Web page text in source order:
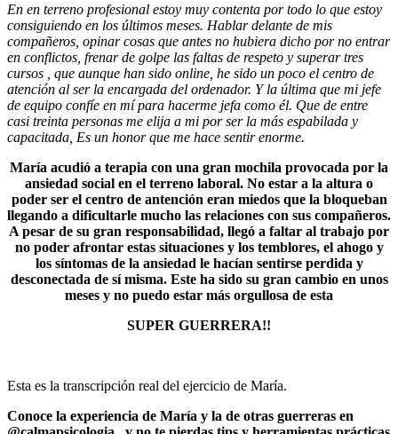
En en terreno profesional estoy muy contenta por todo lo que estoy
consiguiendo en los últimos meses. Hablar delante de mis
compañeros, opinar cosas que antes no hubiera dicho por no entrar
en conflictos, frenar de golpe las faltas de respeto y superar tres
cursos , que aunque han sido online, he sido un poco el centro de
atención al ser la encargada del ordenador. Y la última que mi jefe
de equipo confíe en mí para hacerme jefa como él. Que de entre
casi treinta personas me elija a mi por ser la más espabilada y
capacitada, Es un honor que me hace sentir enorme.
María acudió a terapia con una gran mochila provocada por la
ansiedad social en el terreno laboral. No estar a la altura o
poder ser el centro de antención eran miedos que la bloqueban
llegando a dificultarle mucho las relaciones con sus compañeros.
A pesar de su gran responsabilidad, llegó a faltar al trabajo por
no poder afrontar estas situaciones y los temblores, el ahogo y
los síntomas de la ansiedad le hacían sentirse perdida y
desconectada de sí misma. Este ha sido su gran cambio en unos
meses y no puedo estar más orgullosa de esta
SUPER GUERRERA!!
Esta es la transcripción real del ejercicio de María.
Conoce la experiencia de María y la de otras guerreras en